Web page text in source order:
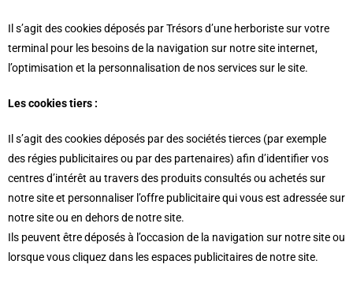
Il s’agit des cookies déposés par Trésors d’une herboriste sur votre
terminal pour les besoins de la navigation sur notre site internet,
l’optimisation et la personnalisation de nos services sur le site.
Les cookies tiers :
Il s’agit des cookies déposés par des sociétés tierces (par exemple
des régies publicitaires ou par des partenaires) afin d’identifier vos
centres d’intérêt au travers des produits consultés ou achetés sur
notre site et personnaliser l’offre publicitaire qui vous est adressée sur
notre site ou en dehors de notre site.
Ils peuvent être déposés à l’occasion de la navigation sur notre site ou
lorsque vous cliquez dans les espaces publicitaires de notre site.